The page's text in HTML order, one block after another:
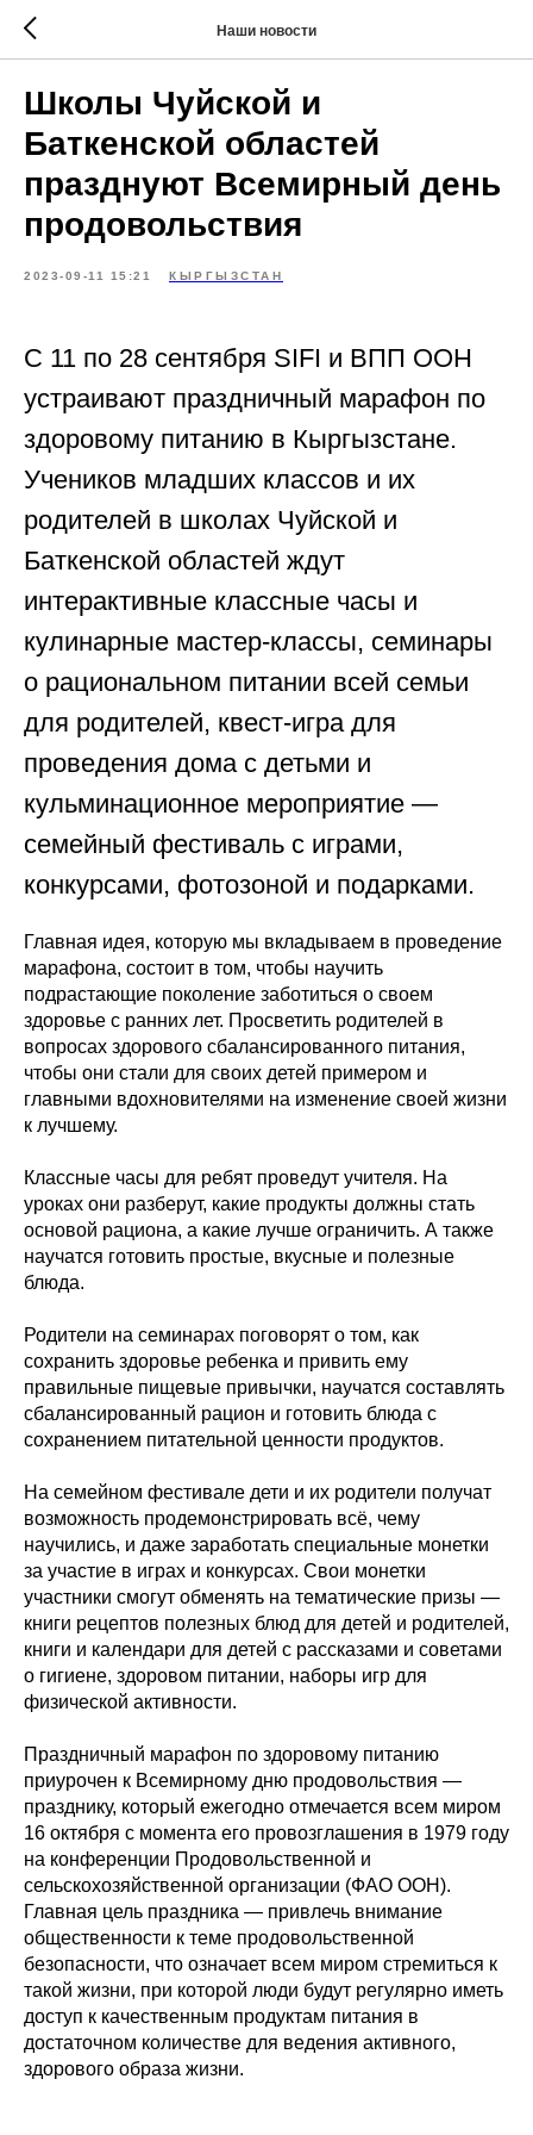
Наши новости
Школы Чуйской и
Баткенской областей
празднуют Всемирный день
продовольствия
2023-09-11 15:21 КЫРГЫЗСТАН
С 11 по 28 сентября SIFI и ВПП ООН
устраивают праздничный марафон по
здоровому питанию в Кыргызстане.
Учеников младших классов и их
родителей в школах Чуйской и
Баткенской областей ждут
интерактивные классные часы и
кулинарные мастер-классы, семинары
о рациональном питании всей семьи
для родителей, квест-игра для
проведения дома с детьми и
кульминационное мероприятие —
семейный фестиваль с играми,
конкурсами, фотозоной и подарками.
Главная идея, которую мы вкладываем в проведение
марафона, состоит в том, чтобы научить
подрастающие поколение заботиться о своем
здоровье с ранних лет. Просветить родителей в
вопросах здорового сбалансированного питания,
чтобы они стали для своих детей примером и
главными вдохновителями на изменение своей жизни
к лучшему.
Классные часы для ребят проведут учителя. На
уроках они разберут, какие продукты должны стать
основой рациона, а какие лучше ограничить. А также
научатся готовить простые, вкусные и полезные
блюда.
Родители на семинарах поговорят о том, как
сохранить здоровье ребенка и привить ему
правильные пищевые привычки, научатся составлять
сбалансированный рацион и готовить блюда с
сохранением питательной ценности продуктов.
На семейном фестивале дети и их родители получат
возможность продемонстрировать всё, чему
научились, и даже заработать специальные монетки
за участие в играх и конкурсах. Свои монетки
участники смогут обменять на тематические призы —
книги рецептов полезных блюд для детей и родителей,
книги и календари для детей с рассказами и советами
о гигиене, здоровом питании, наборы игр для
физической активности.
Праздничный марафон по здоровому питанию
приурочен к Всемирному дню продовольствия —
празднику, который ежегодно отмечается всем миром
16 октября с момента его провозглашения в 1979 году
на конференции Продовольственной и
сельскохозяйственной организации (ФАО ООН).
Главная цель праздника — привлечь внимание
общественности к теме продовольственной
безопасности, что означает всем миром стремиться к
такой жизни, при которой люди будут регулярно иметь
доступ к качественным продуктам питания в
достаточном количестве для ведения активного,
здорового образа жизни.